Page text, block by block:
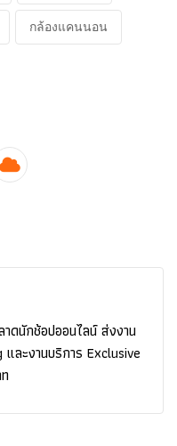
กล้องแคนนอน
Cloud
ดนักช้อปออนไลน์ ส่งงาน
ละงานบริการ Exclusive